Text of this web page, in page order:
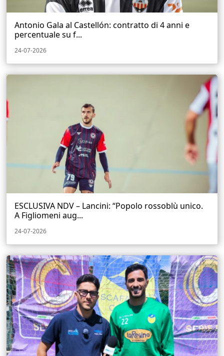
Antonio Gala al Castellón: contratto di 4 anni e
percentuale su f...
24-07-2026
ESCLUSIVA NDV – Lancini: “Popolo rossoblù unico.
A Figliomeni aug...
24-07-2026